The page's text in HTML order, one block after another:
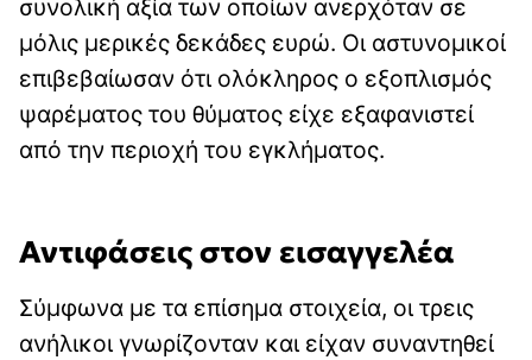
συνολική αξία των οποίων ανερχόταν σε
μόλις μερικές δεκάδες ευρώ. Οι αστυνομικοί
επιβεβαίωσαν ότι ολόκληρος ο εξοπλισμός
ψαρέματος του θύματος είχε εξαφανιστεί
από την περιοχή του εγκλήματος.
Αντιφάσεις στον εισαγγελέα
Σύμφωνα με τα επίσημα στοιχεία, οι τρεις
ανήλικοι γνωρίζονταν και είχαν συναντηθεί